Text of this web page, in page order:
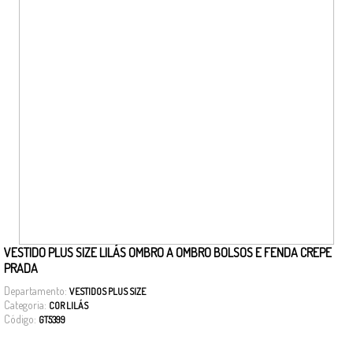
VESTIDO PLUS SIZE LILÁS OMBRO A OMBRO BOLSOS E FENDA CREPE
PRADA
Departamento: VESTIDOS PLUS SIZE
Categoria: COR LILÁS
Código: GT5399